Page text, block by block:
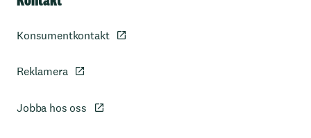
Konsumentkontakt
Reklamera
Jobba hos oss